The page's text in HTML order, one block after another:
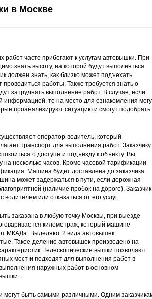
в Москве
часто прибегают к услугам автовышки. При
знать высоту, на которой будут выполняться
должен знать, как близко может подъехать
проводиться работы. Также требуется знать о
затруднять выполнение работ. В случае, если
информацией, то на место для ознакомления
проанализируют ситуацию и смогут подобрать
оператор-водитель, который
транспорт для выполнения работ. Заказчику
о доступе и подъезду к объекту. Вы
на несколько часов. Кроме часовой тарификации
Машина будет доставлена до заказчика
может задержаться в пути, если дорожная
(наличие пробок на дороге). Заказчик
водителем или отказаться от его услуг.
заказана в любую точку Москвы, при выезде
километраж, который машине
МКАДа. Выделяют 2 вида автовышек:
Такое деление автовышек произведено на
Телескопические вышки позволяют
мест и подходят для выполнения работ в
наружных работ в основном
могут быть самыми различными. Одним